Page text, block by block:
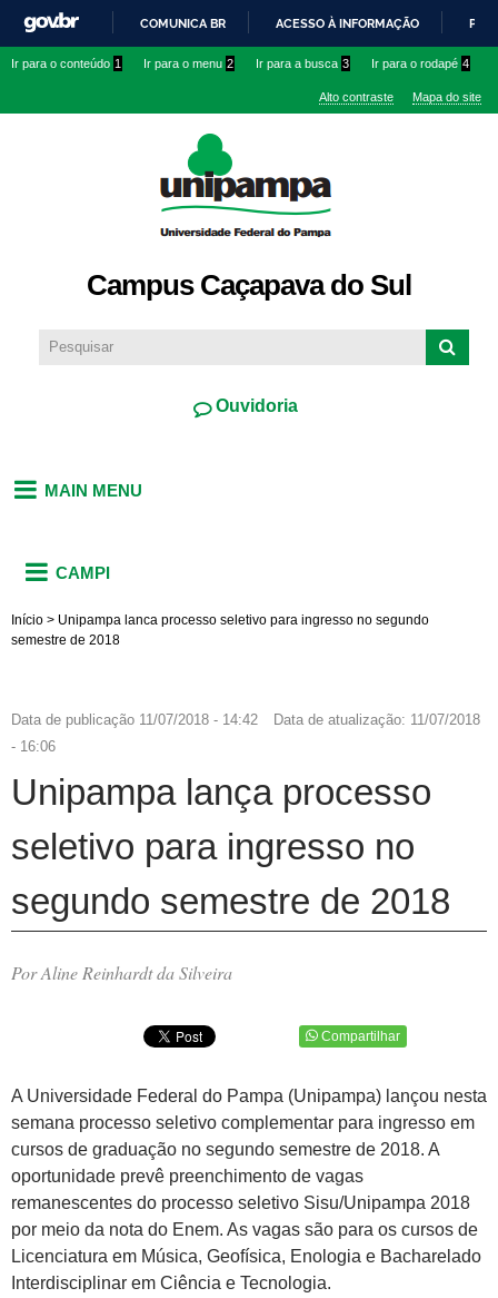
conteúdo
IR
O
COMUNICA BR ACESSO À INFORMAÇÃO
Ir para o conteúdo 1 Ir para o menu 2 Ir para a busca 3 Ir para o rodapé 4
Alto contraste Mapa do site
Campus Caçapava do Sul
Ouvidoria
MAIN MENU
CAMPI
Início > Unipampa lanca processo seletivo para ingresso no segundo
semestre de 2018
Data de publicação 11/07/2018 - 14:42 Data de atualização: 11/07/2018
- 16:06
Unipampa lança processo
seletivo para ingresso no
segundo semestre de 2018
Por Aline Reinhardt da Silveira
Compartilhar
A Universidade Federal do Pampa (Unipampa) lançou nesta
semana processo seletivo complementar para ingresso em
cursos de graduação no segundo semestre de 2018. A
oportunidade prevê preenchimento de vagas
remanescentes do processo seletivo Sisu/Unipampa 2018
por meio da nota do Enem. As vagas são para os cursos de
Licenciatura em Música, Geofísica, Enologia e Bacharelado
Interdisciplinar em Ciência e Tecnologia.